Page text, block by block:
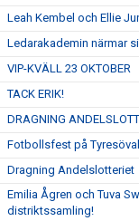
Leah Kembel och Ellie
Ledarakademin närmar
VIP-KVÄLL 23 OKTOBER
TACK ERIK!
DRAGNING
Fotbollsfest på
Dragning Andelslotteriet
Emilia Ågren och Tuva
distriktssamling!